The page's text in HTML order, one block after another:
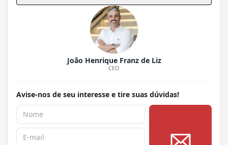
João Henrique Franz de Liz
CEO
Avise-nos de seu interesse e tire suas dúvidas!